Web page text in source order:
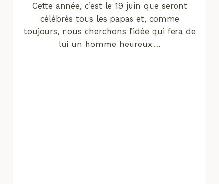
Cette année, c’est le 19 juin que seront
célébrés tous les papas et, comme
toujours, nous cherchons l’idée qui fera de
lui un homme heureux.…